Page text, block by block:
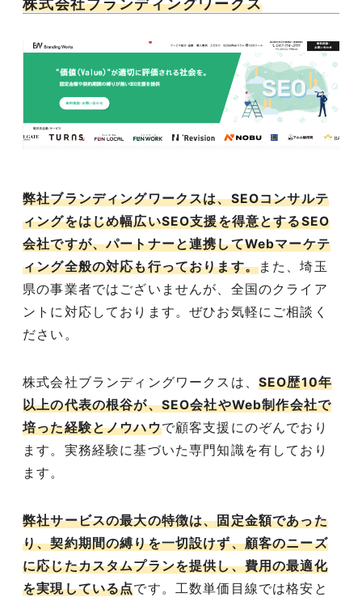
株式会社ブランディングワークス
弊社ブランディングワークスは、SEOコンサルテ
ィングをはじめ幅広いSEO支援を得意とするSEO
会社ですが、パートナーと連携してWebマーケテ
ィング全般の対応も行っております。また、埼玉
県の事業者ではございませんが、全国のクライア
ントに対応しております。ぜひお気軽にご相談く
ださい。
株式会社ブランディングワークスは、 SEO歴10年
以上の代表の根谷が、SEO会社やWeb制作会社で
培った経験とノウハウで顧客支援にのぞんでおり
ます。実務経験に基づいた専門知識を有しており
ます。
弊社サービスの最大の特徴は、固定金額であった
り、契約期間の縛りを一切設けず、顧客のニーズ
に応じたカスタムプランを提供し、費用の最適化
を実現している点です。工数単価目線では格安と